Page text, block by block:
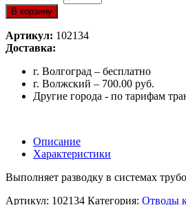
В корзину
Артикул: 102134
Доставка:
г. Волгоград – бесплатно
г. Волжский – 700.00 руб.
Другие города - по тарифам
Описание
Характеристики
Выполняет разводку в системах
Артикул: 102134 Категория: Отводы